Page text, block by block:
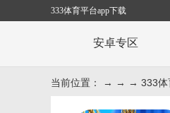
333体育平台app下载
安卓专区
当前位置： → → → 333体